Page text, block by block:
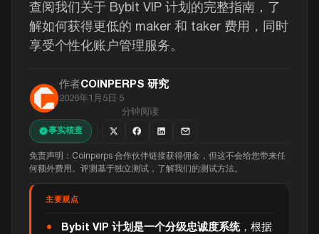
查阅我们关于 Bybit VIP 计划的完整指南，了
解如何获得更低的 maker 和 taker 费用，同时
享受个性化账户管理服务。
作者COINPERPS 研究
2026年1月5日 ·5
分钟阅读
事实核查
免责声明：Coinperps 合作伙伴链接获得佣金，但这不会给您带来任
何额外费用。评测基于独立测试，了解我们的测试方法。
主要观点
Bybit VIP 计划是一个分级忠诚度系统，根据